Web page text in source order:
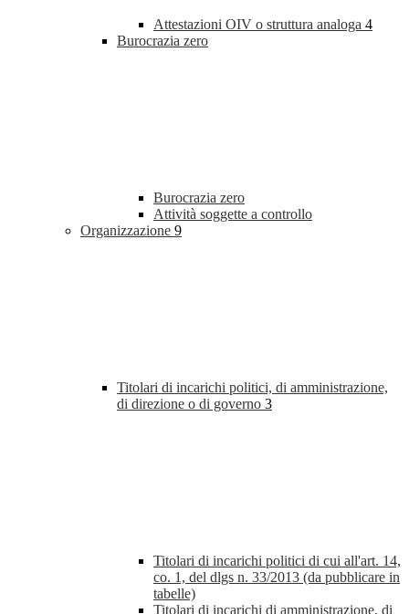
Attestazioni OIV o struttura analoga 4
Burocrazia zero
Burocrazia zero
Attività soggette a controllo
Organizzazione 9
Titolari di incarichi politici, di amministrazione,
di direzione o di governo 3
Titolari di incarichi politici di cui all'art. 14,
co. 1, del dlgs n. 33/2013 (da pubblicare in
tabelle)
Titolari di incarichi di amministrazione, di